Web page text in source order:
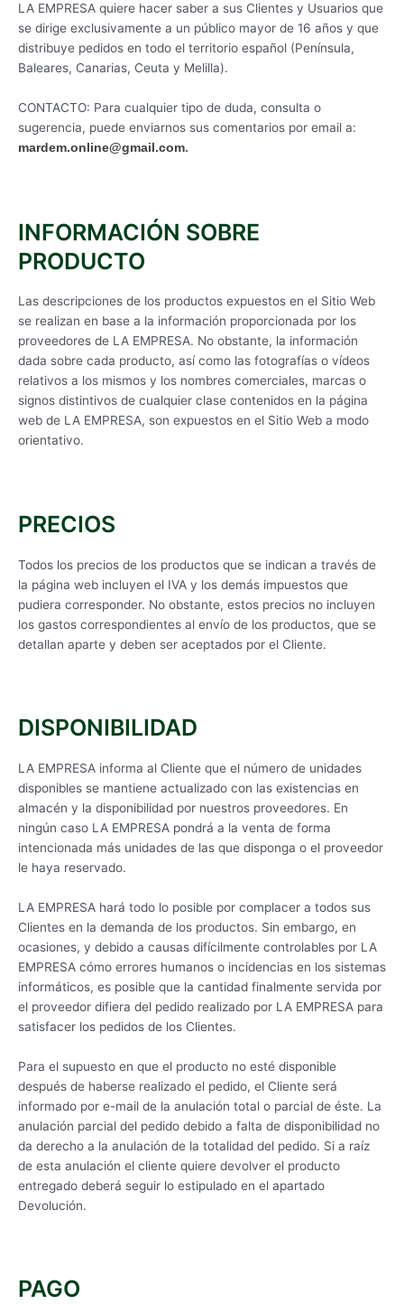
LA EMPRESA quiere hacer saber a sus Clientes y Usuarios que
se dirige exclusivamente a un público mayor de 16 años y que
distribuye pedidos en todo el territorio español (Península,
Baleares, Canarias, Ceuta y Melilla).
CONTACTO: Para cualquier tipo de duda, consulta o
sugerencia, puede enviarnos sus comentarios por email a:
mardem.online@gmail.com.
INFORMACIÓN SOBRE
PRODUCTO
Las descripciones de los productos expuestos en el Sitio Web
se realizan en base a la información proporcionada por los
proveedores de LA EMPRESA. No obstante, la información
dada sobre cada producto, así como las fotografías o vídeos
relativos a los mismos y los nombres comerciales, marcas o
signos distintivos de cualquier clase contenidos en la página
web de LA EMPRESA, son expuestos en el Sitio Web a modo
orientativo.
PRECIOS
Todos los precios de los productos que se indican a través de
la página web incluyen el IVA y los demás impuestos que
pudiera corresponder. No obstante, estos precios no incluyen
los gastos correspondientes al envío de los productos, que se
detallan aparte y deben ser aceptados por el Cliente.
DISPONIBILIDAD
LA EMPRESA informa al Cliente que el número de unidades
disponibles se mantiene actualizado con las existencias en
almacén y la disponibilidad por nuestros proveedores. En
ningún caso LA EMPRESA pondrá a la venta de forma
intencionada más unidades de las que disponga o el proveedor
le haya reservado.
LA EMPRESA hará todo lo posible por complacer a todos sus
Clientes en la demanda de los productos. Sin embargo, en
ocasiones, y debido a causas difícilmente controlables por LA
EMPRESA cómo errores humanos o incidencias en los sistemas
informáticos, es posible que la cantidad finalmente servida por
el proveedor difiera del pedido realizado por LA EMPRESA para
satisfacer los pedidos de los Clientes.
Para el supuesto en que el producto no esté disponible
después de haberse realizado el pedido, el Cliente será
informado por e-mail de la anulación total o parcial de éste. La
anulación parcial del pedido debido a falta de disponibilidad no
da derecho a la anulación de la totalidad del pedido. Si a raíz
de esta anulación el cliente quiere devolver el producto
entregado deberá seguir lo estipulado en el apartado
Devolución.
PAGO